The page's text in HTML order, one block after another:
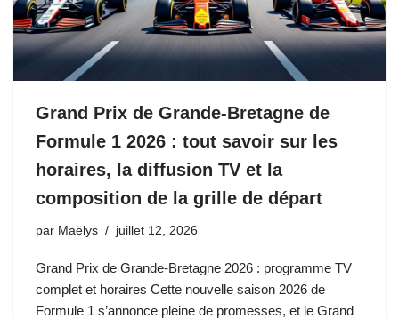
Grand Prix de Grande-Bretagne de
Formule 1 2026 : tout savoir sur les
horaires, la diffusion TV et la
composition de la grille de départ
par Maëlys juillet 12, 2026
Grand Prix de Grande-Bretagne 2026 : programme TV
complet et horaires Cette nouvelle saison 2026 de
Formule 1 s’annonce pleine de promesses, et le Grand